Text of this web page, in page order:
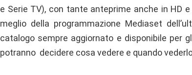
e Serie TV), con tante anteprime anche in HD
meglio della programmazione Mediaset
catalogo sempre aggiornato e disponibile per
potranno decidere cosa vedere e quando